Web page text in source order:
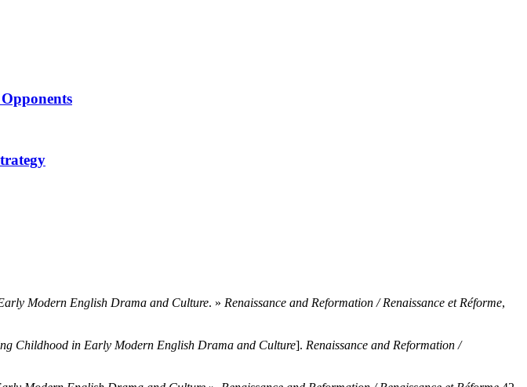
Modern English Drama and Culture. » Renaissance and Reformation / Renaissance et Réforme,
Childhood in Early Modern English Drama and Culture]. Renaissance and Reformation /